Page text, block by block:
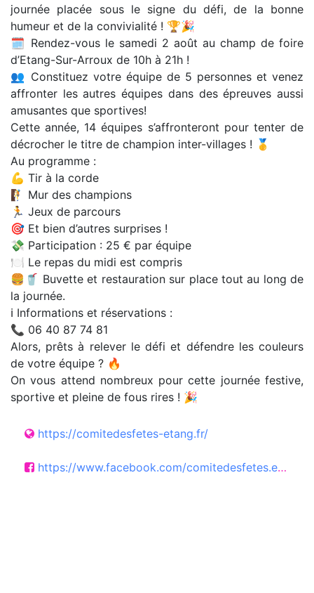
journée placée sous le signe du défi, de la bonne
humeur et de la convivialité ! 🏆🎉
🗓️ Rendez-vous le samedi 2 août au champ de foire
d’Etang-Sur-Arroux de 10h à 21h !
👥 Constituez votre équipe de 5 personnes et venez
affronter les autres équipes dans des épreuves aussi
amusantes que sportives!
Cette année, 14 équipes s’affronteront pour tenter de
décrocher le titre de champion inter-villages ! 🥇
Au programme :
💪 Tir à la corde
🧗 Mur des champions
🏃 Jeux de parcours
🎯 Et bien d’autres surprises !
💸 Participation : 25 € par équipe
🍽️ Le repas du midi est compris
🍔🥤 Buvette et restauration sur place tout au long de
la journée.
ℹ️ Informations et réservations :
📞 06 40 87 74 81
Alors, prêts à relever le défi et défendre les couleurs
de votre équipe ? 🔥
On vous attend nombreux pour cette journée festive,
sportive et pleine de fous rires ! 🎉
https://comitedesfetes-etang.fr/
https://www.facebook.com/comitedesfetes.etang71?locale=fr_FR